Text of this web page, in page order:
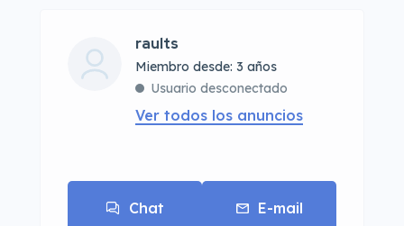
raults
Miembro desde: 3 años
Usuario desconectado
Ver todos los anuncios
Chat E-mail